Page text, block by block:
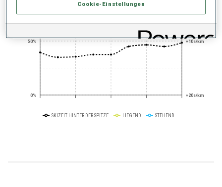
0%
50% +10s/km
+20s/km
SKIZEIT HINTER DER SPITZE LIEGEND STEHEND
Cookie-Einstellungen